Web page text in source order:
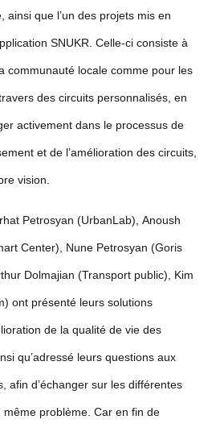
ainsi que l’un des projets mis en
SNUKR. Celle-ci consiste à
communauté locale comme pour les
des circuits personnalisés, en
activement dans le processus de
et de l’amélioration des circuits,
vision.
Petrosyan (UrbanLab), Anoush
Center), Nune Petrosyan (Goris
Dolmajian (Transport public), Kim
ont présenté leurs solutions
de la qualité de vie des
qu’adressé leurs questions aux
afin d’échanger sur les différentes
problème. Car en fin de